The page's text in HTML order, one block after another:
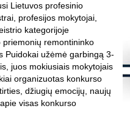
Lietuvos profesinio
profesijos mokytojai,
kategorijoje
remontininko
Puidokai užėmė garbingą 3-
juos mokiusiais mokytojais
organizuotas konkurso
džiugių emocijų, naujų
visas konkurso